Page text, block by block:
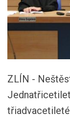
ZLÍN -